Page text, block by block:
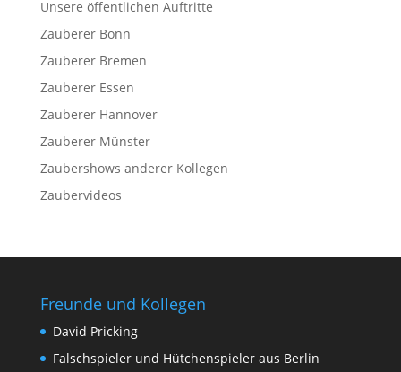
Unsere öffentlichen Auftritte
Zauberer Bonn
Zauberer Bremen
Zauberer Essen
Zauberer Hannover
Zauberer Münster
Zaubershows anderer Kollegen
Zaubervideos
Freunde und Kollegen
David Pricking
Falschspieler und Hütchenspieler aus Berlin